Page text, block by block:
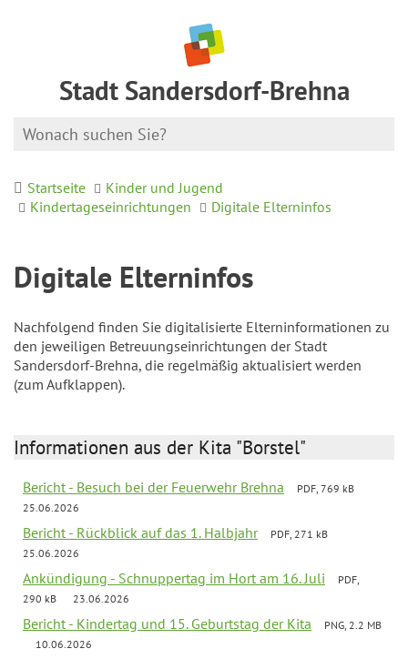
Stadt Sandersdorf-Brehna
Startseite
Kinder und Jugend
Kindertageseinrichtungen
Digitale Elterninfos
Digitale Elterninfos
Nachfolgend finden Sie digitalisierte Elterninformationen zu
den jeweiligen Betreuungseinrichtungen der Stadt
Sandersdorf-Brehna, die regelmäßig aktualisiert werden
(zum Aufklappen).
Informationen aus der Kita "Borstel"
Bericht - Besuch bei der Feuerwehr Brehna
PDF, 769 kB
25.06.2026
Bericht - Rückblick auf das 1. Halbjahr
PDF, 271 kB
25.06.2026
Ankündigung - Schnuppertag im Hort am 16. Juli
PDF,
290 kB
23.06.2026
Bericht - Kindertag und 15. Geburtstag der Kita
PNG, 2.2 MB
10.06.2026